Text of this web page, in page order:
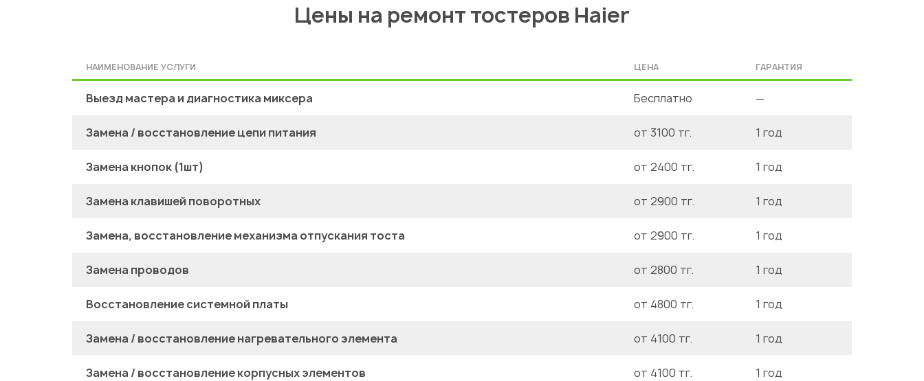
Цены на ремонт тостеров Haier
НАИМЕНОВАНИЕ УСЛУГИ ЦЕНА ГАРАНТИЯ
Выезд мастера и диагностика миксера Бесплатно —
Замена / восстановление цепи питания от 3100 тг. 1 год
Замена кнопок (1шт) от 2400 тг. 1 год
Замена клавишей поворотных от 2900 тг. 1 год
Замена, восстановление механизма отпускания тоста от 2900 тг. 1 год
Замена проводов от 2800 тг. 1 год
Восстановление системной платы от 4800 тг. 1 год
Замена / восстановление нагревательного элемента от 4100 тг. 1 год
Замена / восстановление корпусных элементов от 4100 тг. 1 год